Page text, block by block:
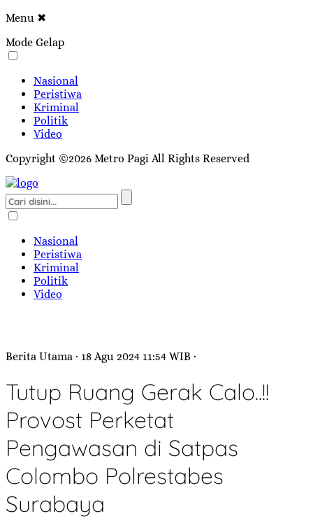
Menu ✖
Mode Gelap
Nasional
Peristiwa
Kriminal
Politik
Video
Copyright ©2026 Metro Pagi All Rights Reserved
Nasional
Peristiwa
Kriminal
Politik
Video
Berita Utama · 18 Agu 2024 11:54 WIB ·
Tutup Ruang Gerak Calo..!!
Provost Perketat
Pengawasan di Satpas
Colombo Polrestabes
Surabaya